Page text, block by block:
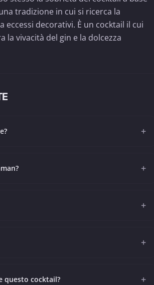
tradizione in cui si ricerca la
decorativi. È un cocktail il cui
vivacità del gin e la dolcezza
+
+
+
+
questo cocktail? +